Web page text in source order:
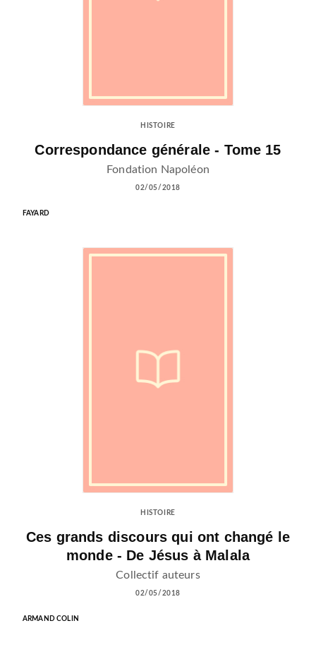
HISTOIRE
Correspondance générale - Tome 15
Fondation Napoléon
02/05/2018
FAYARD
HISTOIRE
Ces grands discours qui ont changé le
monde - De Jésus à Malala
Collectif auteurs
02/05/2018
ARMAND COLIN